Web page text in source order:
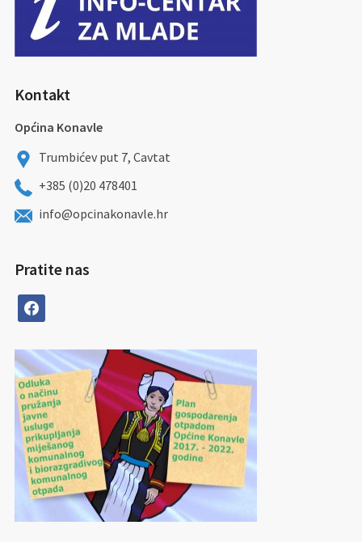
Kontakt
Općina Konavle
Trumbićev put 7, Cavtat
+385 (0)20 478401
info@opcinakonavle.hr
Pratite nas
facebook